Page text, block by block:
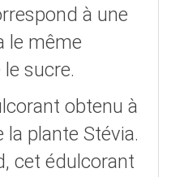
à une
le même
sucre.
obtenu à
plante Stévia.
cet édulcorant